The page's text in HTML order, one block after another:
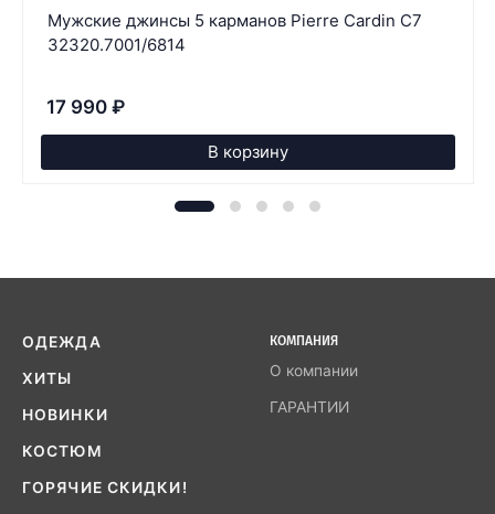
Мужские джинсы 5 карманов Pierre Cardin C7
32320.7001/6814
17 990 ₽
В корзину
ОДЕЖДА
ХИТЫ
НОВИНКИ
КОСТЮМ
ГОРЯЧИЕ СКИДКИ!
КОМПАНИЯ
О компании
ГАРАНТИИ